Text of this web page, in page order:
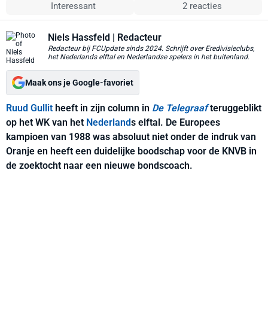
Interessant 2 reacties
Niels Hassfeld | Redacteur
Redacteur bij FCUpdate sinds 2024. Schrijft over Eredivisieclubs,
het Nederlands elftal en Nederlandse spelers in het buitenland.
Maak ons je Google-favoriet
Ruud Gullit heeft in zijn column in De Telegraafteruggeblikt
op het WK van het Nederlands elftal. De Europees
kampioen van 1988 was absoluut niet onder de indruk van
Oranje en heeft een duidelijke boodschap voor de KNVB in
de zoektocht naar een nieuwe bondscoach.